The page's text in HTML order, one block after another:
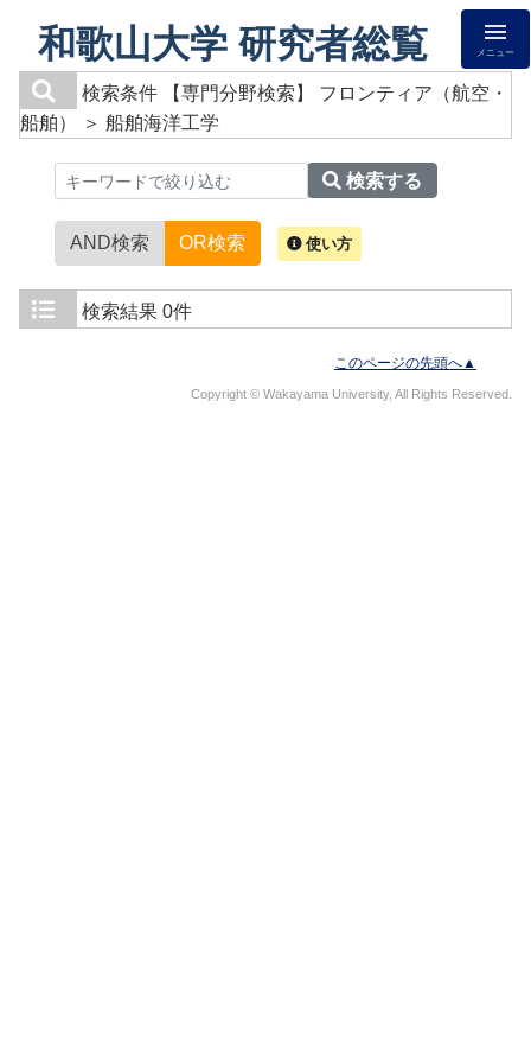
和歌山大学 研究者総覧 メニュー
検索条件
【専門分野検索】 フロンティア（航空・
船舶） ＞ 船舶海洋工学
検索する
AND検索 OR検索 使い方
検索結果 0件
このページの先頭へ▲
Copyright © Wakayama University, All Rights Reserved.